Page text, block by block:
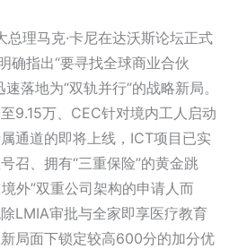
理马克·卡尼在达沃斯论坛正式
确指出“要寻找全球商业合伙
落地为“双轨并行”的战略新局。
9.15万、CEC针对境内工人启动
通道的即将上线，ICT项目已实
召、拥有“三重保险”的黄金跳
外”双重公司架构的申请人而
LMIA审批与全家即享医疗教育
局面下锁定较高600分的加分优